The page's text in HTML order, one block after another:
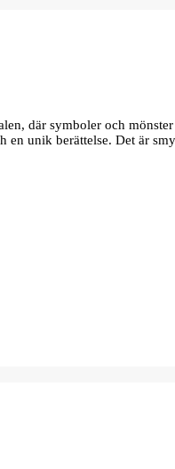
där symboler och
en unik berättelse. Det är